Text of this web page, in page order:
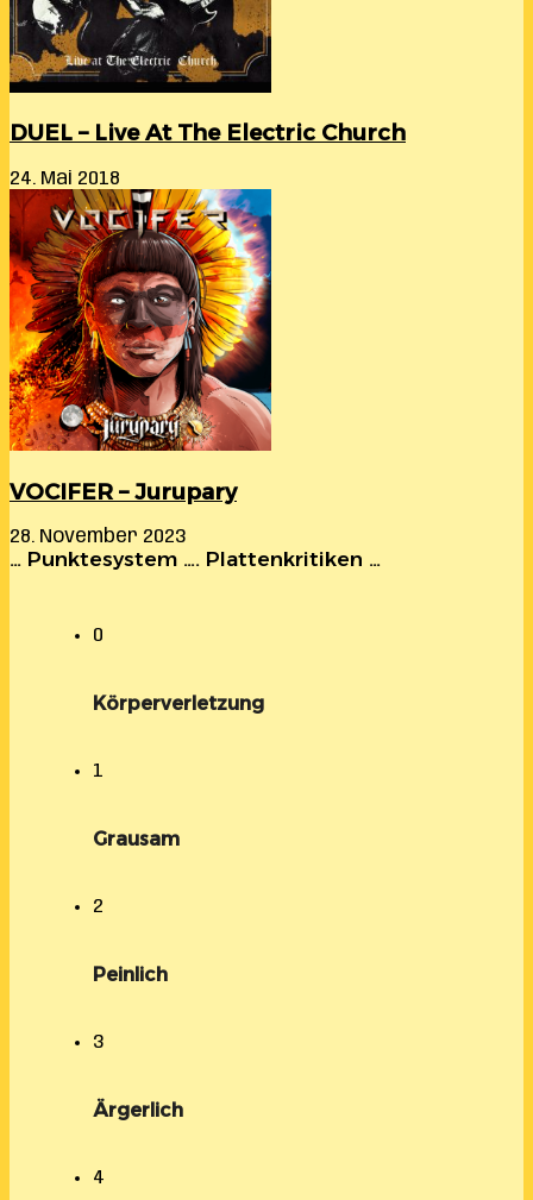
DUEL – Live At The Electric Church
24. Mai 2018
VOCIFER – Jurupary
28. November 2023
… Punktesystem …. Plattenkritiken …
0
Körperverletzung
1
Grausam
2
Peinlich
3
Ärgerlich
4